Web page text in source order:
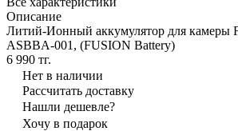
Описание
Литий-Ионный аккумулятор для камеры
ASBBA-001, (FUSION Battery)
6 990 тг.
Нет в наличии
Рассчитать доставку
Нашли дешевле?
Хочу в подарок